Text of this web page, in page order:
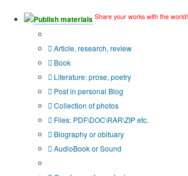
Publish materials Share your works with the world!
Article, research, review
Book
Literature: prose, poetry
Post in personal Blog
Collection of photos
Files: PDF\DOC\RAR\ZIP etc.
Biography or obituary
AudioBook or Sound